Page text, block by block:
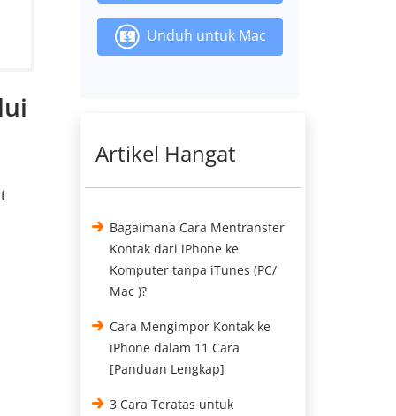
Unduh untuk Mac
Artikel Hangat
Bagaimana Cara Mentransfer
Kontak dari iPhone ke
Komputer tanpa iTunes (PC/
Mac )?
Cara Mengimpor Kontak ke
iPhone dalam 11 Cara
[Panduan Lengkap]
3 Cara Teratas untuk